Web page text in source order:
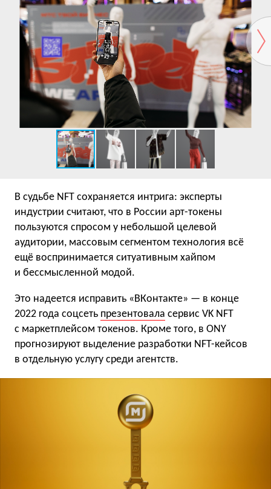
В судьбе NFT сохраняется интрига: эксперты
индустрии считают, что в России арт-токены
пользуются спросом у небольшой целевой
аудитории, массовым сегментом технология всё
ещё воспринимается ситуативным хайпом
и бессмысленной модой.
Это надеется исправить «ВКонтакте» — в конце
2022 года соцсеть презентовала сервис VK NFT
с маркетплейсом токенов. Кроме того, в ONY
прогнозируют выделение разработки NFT-кейсов
в отдельную услугу среди агентств.